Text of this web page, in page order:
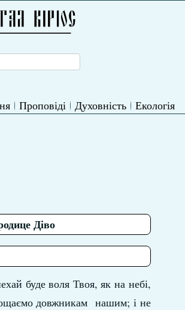
Проповіді Духовність Екологія
Діво
буде воля Твоя, як на небі,
довжникам нашим; і не